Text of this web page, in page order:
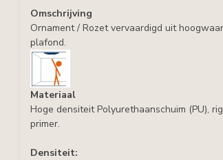
Omschrijving
Ornament / Rozet vervaardigd uit
plafond.
Materiaal
Hoge densiteit Polyurethaanschuim (PU),
primer.
Densiteit: